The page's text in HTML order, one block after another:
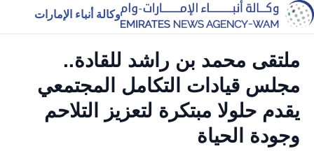
وكالة أنباء الإمارات
ملتقى محمد بن راشد للقادة..
مجلس قيادات التكامل المجتمعي
يقدم حلولا مبتكرة لتعزيز التلاحم
وجودة الحياة